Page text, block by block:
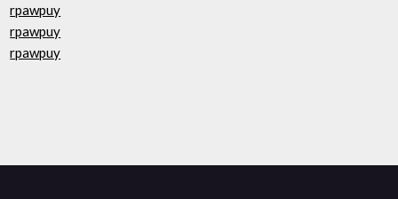
rpawpuy
rpawpuy
rpawpuy